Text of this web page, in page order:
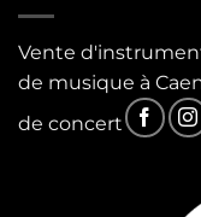
Vente
de musique à
de concert